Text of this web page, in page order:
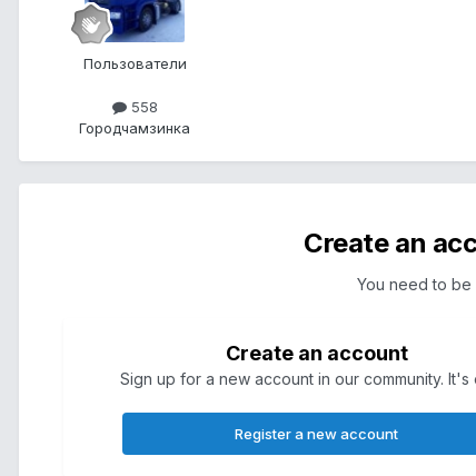
Пользователи
558
Городчамзинка
Create an
You need to be
Create an account
Sign up for a new account in our community. It's
Register a new account